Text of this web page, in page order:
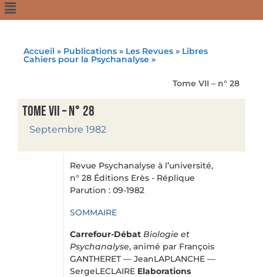
Accueil » Publications » Les Revues » Libres
Cahiers pour la Psychanalyse »
Tome VII – n° 28
Tome VII – n° 28
Septembre 1982
Revue Psychanalyse à l’université,
n° 28 Éditions Erès - Réplique
Parution : 09-1982
SOMMAIRE
Carrefour-Débat Biologie et
Psychanalyse, animé par François
GANTHERET — JeanLAPLANCHE —
SergeLECLAIRE Elaborations